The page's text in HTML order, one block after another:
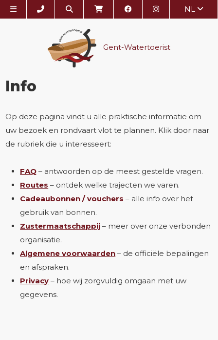
NL
Gent-Watertoerist
Info
Op deze pagina vindt u alle praktische informatie om
uw bezoek en rondvaart vlot te plannen. Klik door naar
de rubriek die u interesseert:
FAQ – antwoorden op de meest gestelde vragen.
Routes – ontdek welke trajecten we varen.
Cadeaubonnen / vouchers – alle info over het
gebruik van bonnen.
Zustermaatschappij – meer over onze verbonden
organisatie.
Algemene voorwaarden – de officiële bepalingen
en afspraken.
Privacy – hoe wij zorgvuldig omgaan met uw
gegevens.